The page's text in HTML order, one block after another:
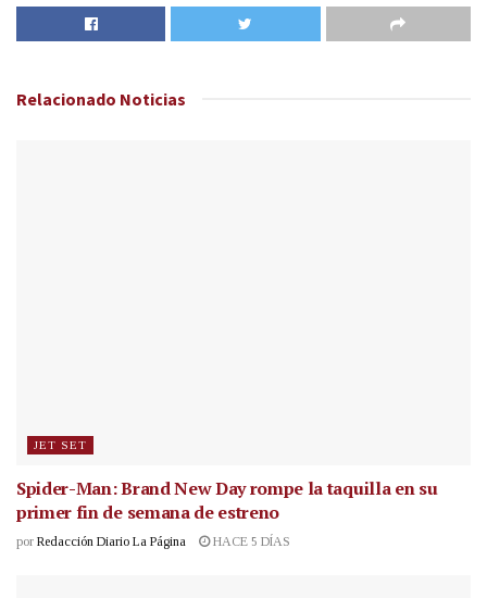
Relacionado Noticias
JET SET
Spider-Man: Brand New Day rompe la taquilla en su
primer fin de semana de estreno
por Redacción Diario La Página HACE 5 DÍAS